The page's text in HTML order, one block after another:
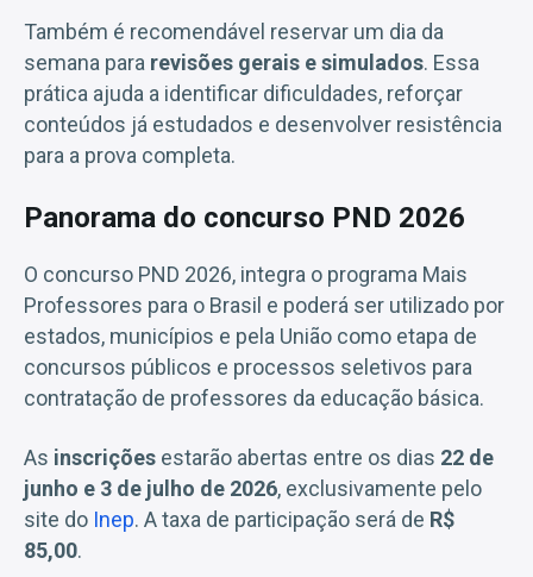
Também é recomendável reservar um dia da
semana para revisões gerais e simulados. Essa
prática ajuda a identificar dificuldades, reforçar
conteúdos já estudados e desenvolver resistência
para a prova completa.
Panorama do concurso PND 2026
O concurso PND 2026, integra o programa Mais
Professores para o Brasil e poderá ser utilizado por
estados, municípios e pela União como etapa de
concursos públicos e processos seletivos para
contratação de professores da educação básica.
As inscrições estarão abertas entre os dias 22 de
junho e 3 de julho de 2026, exclusivamente pelo
site do Inep. A taxa de participação será de R$
85,00.